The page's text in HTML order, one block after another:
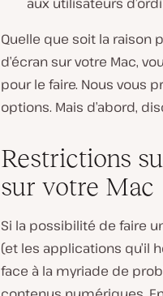
Quelle que soit la raison
d’écran sur votre Mac,
pour le faire. Nous vous
options. Mais d’abord,
Restrictions
sur votre Mac
Si la possibilité de faire
(et les applications qu’il
face à la myriade de